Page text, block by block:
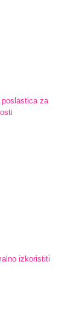
poslastica za
izkoristiti